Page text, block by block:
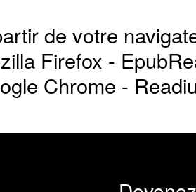
de votre
Firefox -
Chrome -